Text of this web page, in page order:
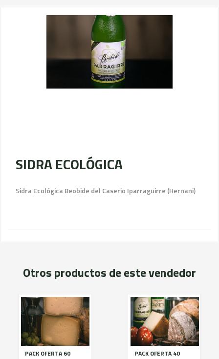
SIDRA ECOLÓGICA
Sidra Ecológica Beobide del Caserio Iparraguirre (Hernani)
Otros productos de este vendedor
PACK OFERTA 60
PACK OFERTA 40